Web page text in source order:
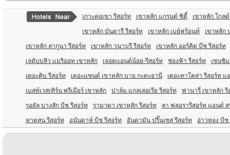
เกาะคอเขา รีสอร์ท เขาหลัก แกรนด์ ซิตี้ เขาหลัก โกล
เขาหลัก บันดารี รีสอร์ท เขาหลัก เบย์ฟร้อนท์ เขาหลัก
เขาหลัก ลากูนา รีสอร์ท เขาหลัก วนาบุรี รีสอร์ท เขาหลัก ออร์คิด บีช รีสอร์ท
เจดับบลิว แมริออท เขาหลัก เจอดแอนด์น้อย-รีสอร์ท ช่องฟ้า รีสอร์ท เซนซิ
เดอะคิบ รีสอร์ท เดอะแซนด์ เขาหลัก บาย กะตะธานี เดอะทาโคล่า รีสอร์ท แ
เบสท์เวสเทิร์น พรีเมียร์ เขาหลัก ปาล์ม แกลเลอเรีย รีสอร์ท ฟานารี่ เขาหลัก รี
รอยัล บางสัก บีช รีสอร์ท รามาดา เขาหลัก รีสอร์ท ลา ฟลอรารีสอร์ท แอนด์
หาดสน รีสอร์ท อนันดาห์ บีช รีสอร์ท อันดามัน ปริ๊นเซส รีสอร์ท อ่าวทอง บีช